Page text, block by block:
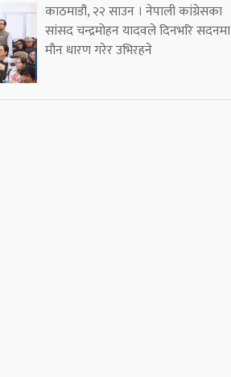
काठमाडौं, २२ साउन । नेपाली कांग्रेसका
सांसद चन्द्रमोहन यादवले दिनभरि सदनमा
मौन धारण गरेर उभिरहने